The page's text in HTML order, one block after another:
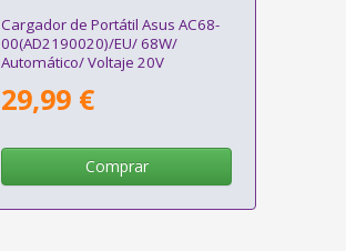
Cargador de Portátil Asus AC68-
00(AD2190020)/EU/ 68W/
Automático/ Voltaje 20V
29,99 €
Comprar